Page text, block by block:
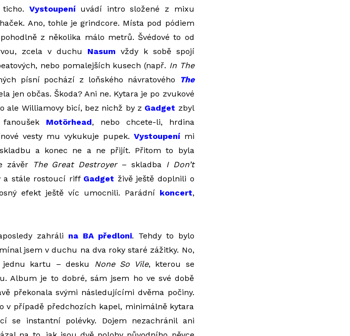
Vystoupeníuvádí intro složené z mixu
Ano, tohle je grindcore. Místa pod pódiem
z několika málo metrů. Švédové to od
zcela v duchu Nasum vždy k sobě spojí
nebo pomalejších kusech (např. In The
písní pochází z loňského návratového
The
jen občas. Škoda? Ani ne. Kytara je po zvukové
ale Williamovy bicí, bez nichž by z Gadget zbyl
Motörhead, nebo chcete-li, hrdina
vesty mu vykukuje pupek. Vystoupeními
a konec ne a ne přijít. Přitom to byla
závěr
The Great Destroyer– skladba I Don’t
a stále rostoucí riff Gadget živě ještě doplnili o
efekt ještě víc umocnili. Parádní koncert,
zahráli na BA předloni. Tehdy to bylo
jsem v duchu na dva roky staré zážitky. No,
jednu kartu – desku None So Vile, kterou se
Album je to dobré, sám jsem ho ve své době
překonala svými následujícími dvěma počiny.
v případě předchozích kapel, minimálně kytara
se instantní polévky. Dojem nezachránil ani